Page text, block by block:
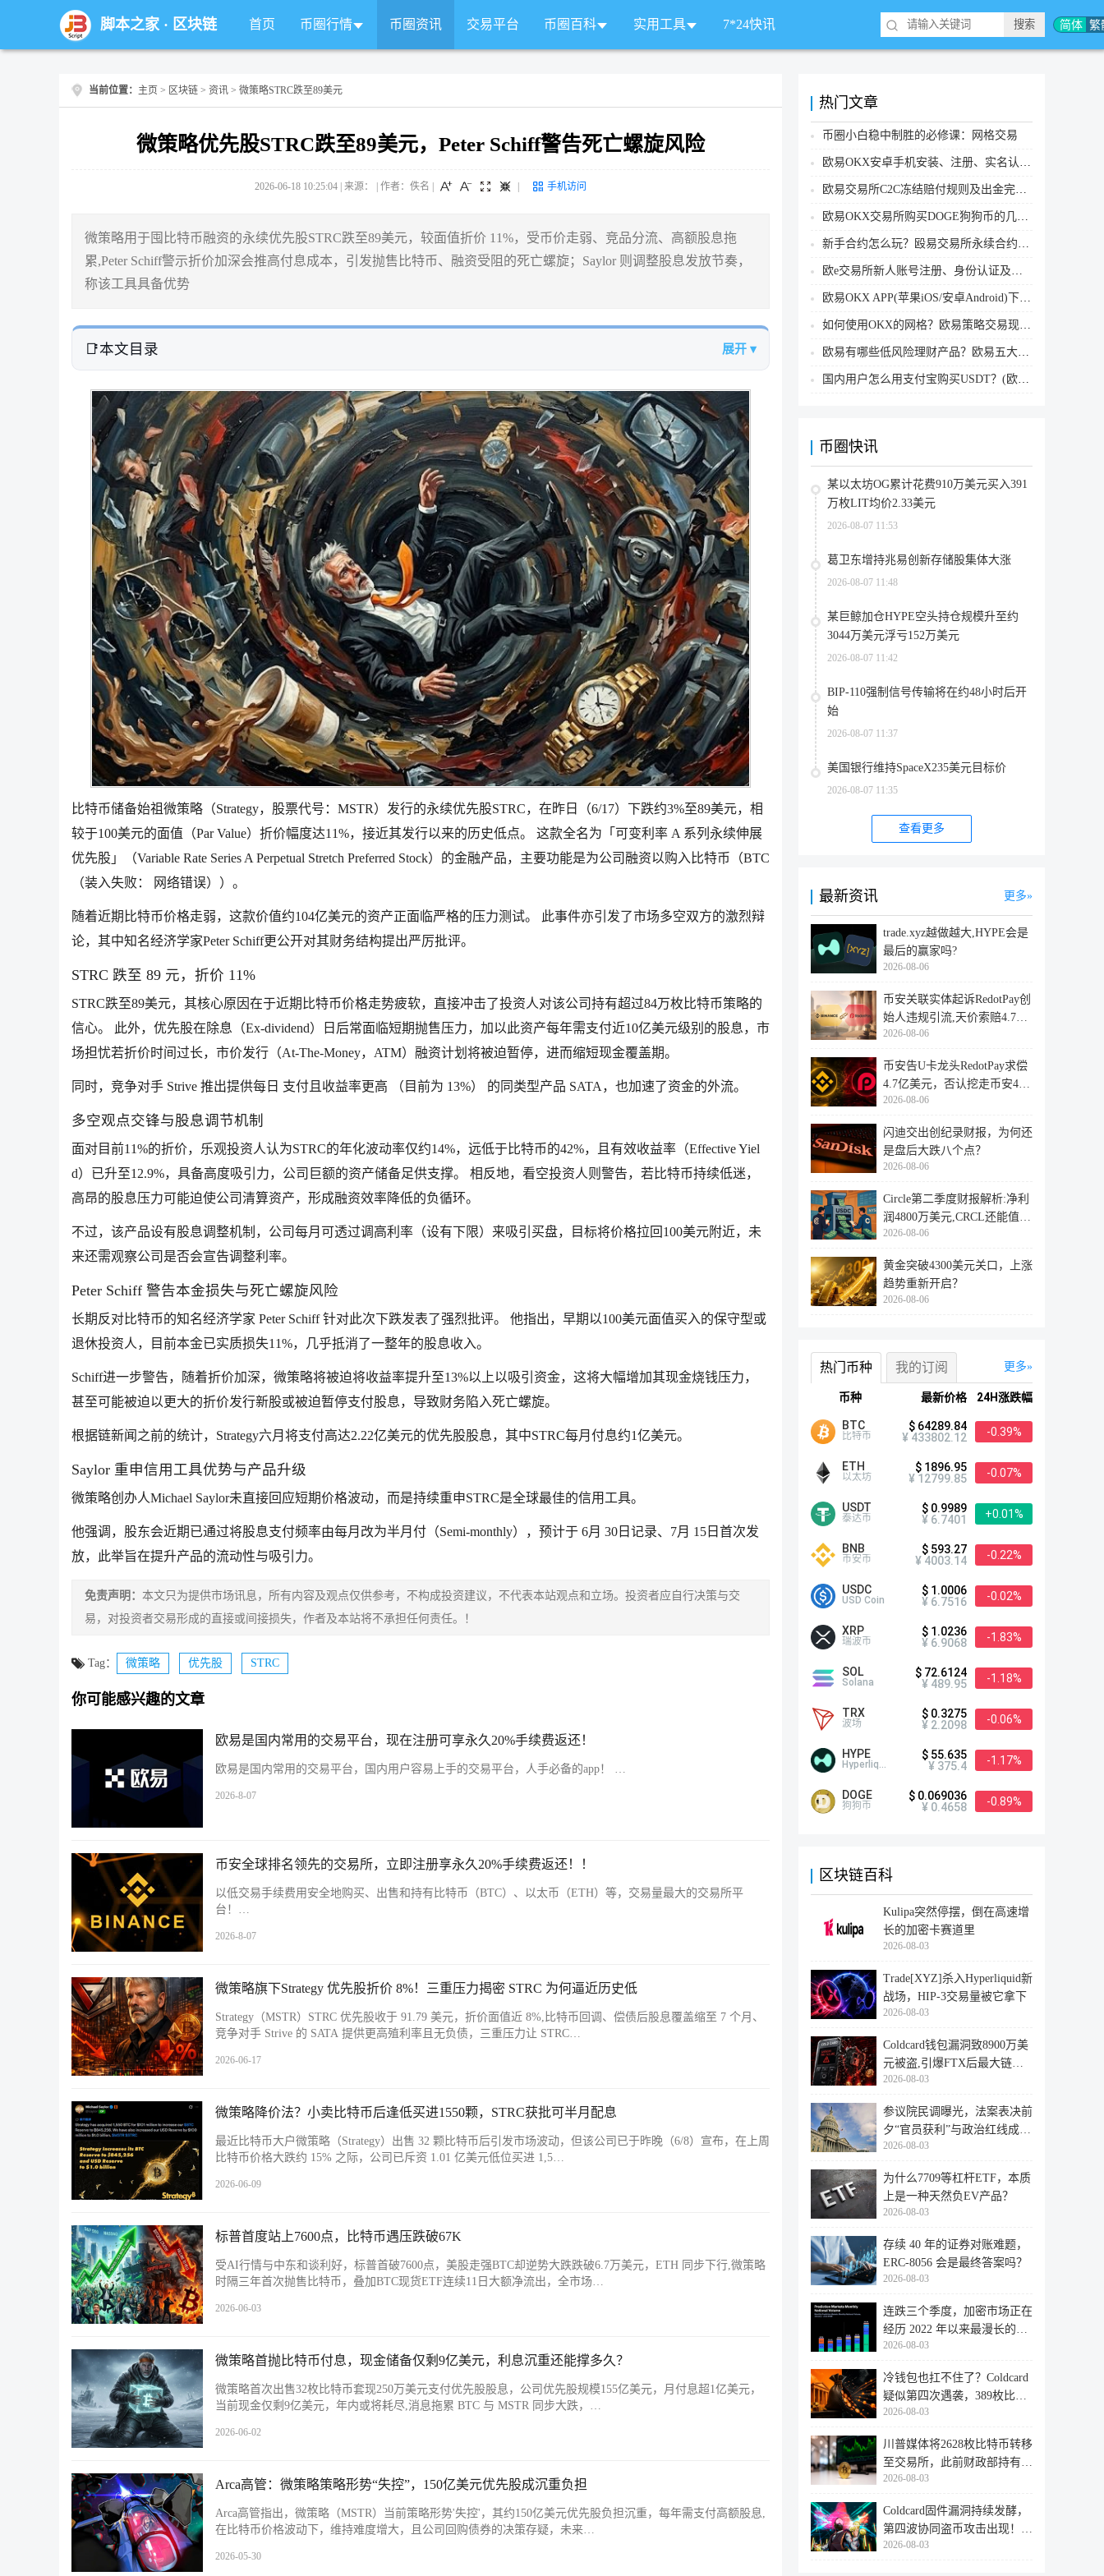
简体 繁
脚本之家· 区块链 首页 币圈行情 币圈资讯 交易平台 币圈百科 实用工具 7*24快讯
当前位置： 主页 > 区块链 > 资讯 > 微策略STRC跌至89美元
微策略优先股STRC跌至89美元，Peter Schiff警告死亡螺旋风险
2026-06-18 10:25:04 | 来源： | 作者：佚名 手机访问
微策略用于囤比特币融资的永续优先股STRC跌至89美元，较面值折价 11%，受币价走弱、竞品分流、高额股息拖
累,Peter Schiff警示折价加深会推高付息成本，引发抛售比特币、融资受阻的死亡螺旋；Saylor 则调整股息发放节奏，
称该工具具备优势
本文目录 展开 ▾
比特币储备始祖微策略（Strategy，股票代号：MSTR）发行的永续优先股STRC，在昨日（6/17）下跌约3%至89美元，相
较于100美元的面值（Par Value）折价幅度达11%，接近其发行以来的历史低点。 这款全名为「可变利率 A 系列永续伸展
优先股」（Variable Rate Series A Perpetual Stretch Preferred Stock）的金融产品，主要功能是为公司融资以购入比特币（BTC
（装入失败： 网络错误））。
随着近期比特币价格走弱，这款价值约104亿美元的资产正面临严格的压力测试。 此事件亦引发了市场多空双方的激烈辩
论，其中知名经济学家Peter Schiff更公开对其财务结构提出严厉批评。
STRC 跌至 89 元，折价 11%
STRC跌至89美元，其核心原因在于近期比特币价格走势疲软，直接冲击了投资人对该公司持有超过84万枚比特币策略的
信心。 此外，优先股在除息（Ex-dividend）日后常面临短期抛售压力，加以此资产每年需支付近10亿美元级别的股息，市
场担忧若折价时间过长，市价发行（At-The-Money，ATM）融资计划将被迫暂停，进而缩短现金覆盖期。
同时，竞争对手 Strive 推出提供每日 支付且收益率更高 （目前为 13%） 的同类型产品 SATA，也加速了资金的外流。
多空观点交锋与股息调节机制
面对目前11%的折价，乐观投资人认为STRC的年化波动率仅约14%，远低于比特币的42%，且有效收益率（Effective Yiel
d）已升至12.9%，具备高度吸引力，公司巨额的资产储备足供支撑。 相反地，看空投资人则警告，若比特币持续低迷，
高昂的股息压力可能迫使公司清算资产，形成融资效率降低的负循环。
不过，该产品设有股息调整机制，公司每月可透过调高利率（设有下限）来吸引买盘，目标将价格拉回100美元附近，未
来还需观察公司是否会宣告调整利率。
Peter Schiff 警告本金损失与死亡螺旋风险
长期反对比特币的知名经济学家 Peter Schiff 针对此次下跌发表了强烈批评。 他指出，早期以100美元面值买入的保守型或
退休投资人，目前本金已实质损失11%，几乎抵消了一整年的股息收入。
Schiff进一步警告，随着折价加深，微策略将被迫将收益率提升至13%以上以吸引资金，这将大幅增加其现金烧钱压力，
甚至可能被迫以更大的折价发行新股或被迫暂停支付股息，导致财务陷入死亡螺旋。
根据链新闻之前的统计，Strategy六月将支付高达2.22亿美元的优先股股息，其中STRC每月付息约1亿美元。
Saylor 重申信用工具优势与产品升级
微策略创办人Michael Saylor未直接回应短期价格波动，而是持续重申STRC是全球最佳的信用工具。
他强调，股东会近期已通过将股息支付频率由每月改为半月付（Semi-monthly），预计于 6月 30日记录、7月 15日首次发
放，此举旨在提升产品的流动性与吸引力。
免责声明： 本文只为提供市场讯息，所有内容及观点仅供参考，不构成投资建议，不代表本站观点和立场。投资者应自行决策与交
易，对投资者交易形成的直接或间接损失，作者及本站将不承担任何责任。！
Tag： 微策略 优先股 STRC
你可能感兴趣的文章
欧易是国内常用的交易平台，现在注册可享永久20%手续费返还！
欧易是国内常用的交易平台，国内用户容易上手的交易平台，人手必备的app！ …
2026-8-07
币安全球排名领先的交易所，立即注册享永久20%手续费返还！！
以低交易手续费用安全地购买、出售和持有比特币（BTC）、以太币（ETH）等，交易量最大的交易所平
台！…
2026-8-07
微策略旗下Strategy 优先股折价 8%！三重压力揭密 STRC 为何逼近历史低
Strategy（MSTR）STRC 优先股收于 91.79 美元，折价面值近 8%,比特币回调、偿债后股息覆盖缩至 7 个月、
竞争对手 Strive 的 SATA 提供更高殖利率且无负债，三重压力让 STRC…
2026-06-17
微策略降价法？小卖比特币后逢低买进1550颗，STRC获批可半月配息
最近比特币大户微策略（Strategy）出售 32 颗比特币后引发市场波动，但该公司已于昨晚（6/8）宣布，在上周
比特币价格大跌约 15% 之际，公司已斥资 1.01 亿美元低位买进 1,5…
2026-06-09
标普首度站上7600点，比特币遇压跌破67K
受AI行情与中东和谈利好，标普首破7600点，美股走强BTC却逆势大跌跌破6.7万美元，ETH 同步下行,微策略
时隔三年首次抛售比特币，叠加BTC现货ETF连续11日大额净流出，全市场…
2026-06-03
微策略首抛比特币付息，现金储备仅剩9亿美元，利息沉重还能撑多久？
微策略首次出售32枚比特币套现250万美元支付优先股股息，公司优先股规模155亿美元，月付息超1亿美元，
当前现金仅剩9亿美元，年内或将耗尽,消息拖累 BTC 与 MSTR 同步大跌，…
2026-06-02
Arca高管：微策略策略形势“失控”，150亿美元优先股成沉重负担
Arca高管指出，微策略（MSTR）当前策略形势'失控'，其约150亿美元优先股负担沉重，每年需支付高额股息,
在比特币价格波动下，维持难度增大，且公司回购债券的决策存疑，未来…
2026-05-30
热门文章
币圈小白稳中制胜的必修课：网格交易
欧易OKX安卓手机安装、注册、实名认证、买币转账新手实操教程
欧易交易所C2C冻结赔付规则及出金完整流程
欧易OKX交易所购买DOGE狗狗币的几个方式汇总
新手合约怎么玩？殴易交易所永续合约操作步骤教程(APP/Web端)
欧e交易所新人账号注册、身份认证及安全设置教程
欧易OKX APP(苹果iOS/安卓Android)下载图文教程
如何使用OKX的网格？欧易策略交易现货网格新手操作流程
欧易有哪些低风险理财产品？欧易五大低风险理财产品详细介绍
国内用户怎么用支付宝购买USDT？(欧易交易所为例)
币圈快讯
某以太坊OG累计花费910万美元买入391
万枚LIT均价2.33美元
2026-08-07 11:53
葛卫东增持兆易创新存储股集体大涨
2026-08-07 11:48
某巨鲸加仓HYPE空头持仓规模升至约
3044万美元浮亏152万美元
2026-08-07 11:42
BIP-110强制信号传输将在约48小时后开
始
2026-08-07 11:37
美国银行维持SpaceX235美元目标价
2026-08-07 11:35
查看更多
最新资讯 更多
trade.xyz越做越大,HYPE会是
最后的赢家吗?
2026-08-06
币安关联实体起诉RedotPay创
始人违规引流,天价索赔4.728
亿美
2026-08-06
币安告U卡龙头RedotPay求偿
4.7亿美元，否认挖走币安47
万用户
2026-08-06
闪迪交出创纪录财报，为何还
是盘后大跌八个点？
2026-08-06
Circle第二季度财报解析:净利
润4800万美元,CRCL还能值得
投资
2026-08-06
黄金突破4300美元关口，上涨
趋势重新开启？
2026-08-06
更多
热门币种 我的订阅
币种 最新价格 24H涨跌幅
BTC
比特币
$ 64289.84
¥ 433802.12
-0.39%
ETH
以太坊
$ 1896.95
¥ 12799.85
-0.07%
USDT
泰达币
$ 0.9989
¥ 6.7401
+0.01%
BNB
币安币
$ 593.27
¥ 4003.14
-0.22%
USDC
USD Coin
$ 1.0006
¥ 6.7516
-0.02%
XRP
瑞波币
$ 1.0236
¥ 6.9068
-1.83%
SOL
Solana
$ 72.6124
¥ 489.95
-1.18%
TRX
波场
$ 0.3275
¥ 2.2098
-0.06%
HYPE
Hyperliquid
$ 55.635
¥ 375.4
-1.17%
DOGE
狗狗币
$ 0.069036
¥ 0.4658
-0.89%
区块链百科
Kulipa突然停摆，倒在高速增
长的加密卡赛道里
2026-08-03
Trade[XYZ]杀入Hyperliquid新
战场，HIP-3交易量被它拿下
2026-08-03
Coldcard钱包漏洞致8900万美
元被盗,引爆FTX后最大链上
迁移潮
2026-08-03
参议院民调曝光，法案表决前
夕“官员获利”与政治红线成最
大
2026-08-03
为什么7709等杠杆ETF，本质
上是一种天然负EV产品？
2026-08-03
存续 40 年的证券对账难题，
ERC-8056 会是最终答案吗？
2026-08-03
连跌三个季度，加密市场正在
经历 2022 年以来最漫长的退
潮
2026-08-03
冷钱包也扛不住了？Coldcard
疑似第四次遇袭，389枚比特
币失
2026-08-03
川普媒体将2628枚比特币转移
至交易所，此前财政部持有的
比特
2026-08-03
Coldcard固件漏洞持续发酵，
第四波协同盗币攻击出现！
462个
2026-08-03